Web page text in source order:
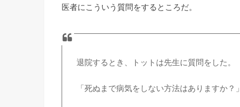
医者にこういう質問をするところだ。
退院するとき、トットは先生に質問をした。
「死ぬまで病気をしない方法はありますか？」